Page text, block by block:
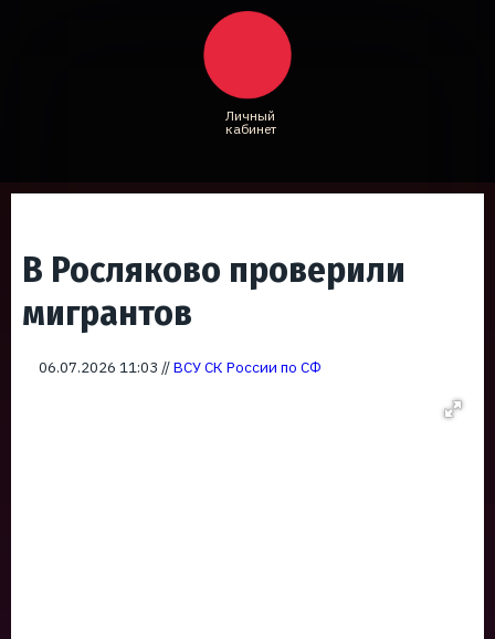
Личный
кабинет
В Росляково проверили
мигрантов
06.07.2026 11:03 //ВСУ СК России по СФ